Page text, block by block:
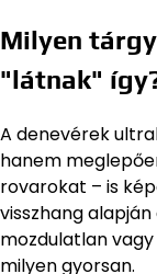
Milyen
"látnak"
A denevérek
hanem
rovarokat – is
visszhang
mozdulatlan
milyen gyorsan.